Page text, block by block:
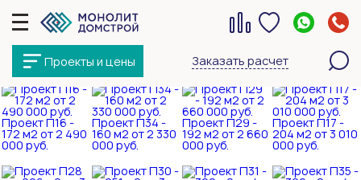
Проекты и цены Заказать расчет
107 м2 от 1 530
000 руб. 000 руб. 000 руб.
157 м2 от 2 290
000 руб.
Проект П16 -
172 м2 от 2 490
000 руб.
Проект П34 -
160 м2 от 2 330
000 руб.
Проект П29 -
192 м2 от 2 660
000 руб.
Проект П17 -
204 м2 от 3 010
000 руб.